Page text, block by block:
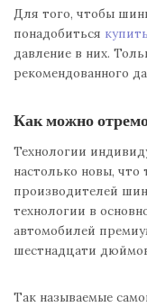
Для того, чтобы
понадобиться
давление в них.
рекомендованного
Как можно
Технологии
настолько новы,
производителей
технологии в
автомобилей
шестнадцати
Так называемые